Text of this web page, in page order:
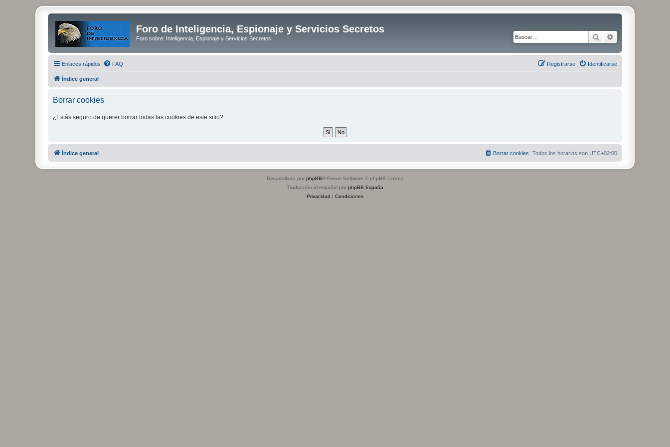
Foro de Inteligencia, Espionaje y Servicios Secretos
Foro sobre: Inteligencia, Espionaje y Servicios Secretos Buscar
Enlaces rápidos FAQ Identificarse
Registrarse
Índice general
Borrar cookies
¿Estás seguro de querer borrar todas las cookies de este sitio?
Índice general Todos los horarios son UTC+02:00
Borrar cookies
Desarrollado por phpBB® Forum Software © phpBB Limited
Traducción al español por phpBB España
Privacidad | Condiciones